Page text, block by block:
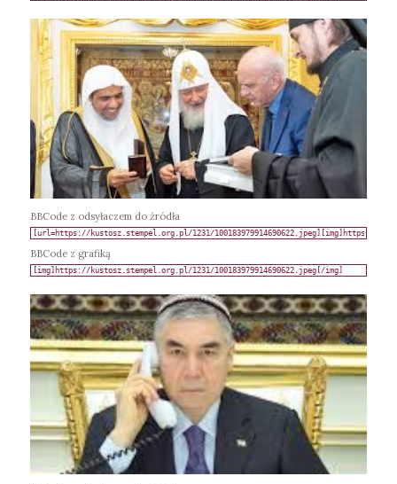
BBCode z odsyłaczem do źródła
BBCode z grafiką